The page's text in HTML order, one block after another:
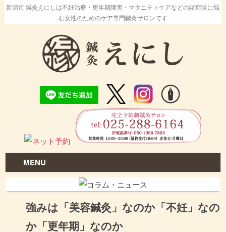
新潟市 鍼灸えにしは不妊治療・更年期障害・マタニティケアなどの諸症状に悩
む女性のためのケア専門鍼灸サロンです
MENU
強みは「美容鍼灸」なのか「不妊」なの
か「更年期」なのか